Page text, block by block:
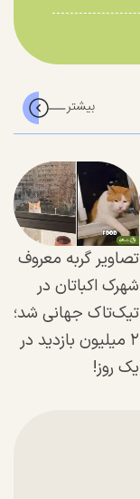
تصاویر گربه‌ معروف
شهرک اکباتان در
تیک‌تاک جهانی شد؛
۲ میلیون بازدید در
یک روز!